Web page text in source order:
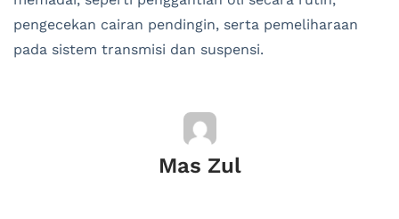
pengecekan cairan pendingin, serta pemeliharaan
pada sistem transmisi dan suspensi.
Mas Zul